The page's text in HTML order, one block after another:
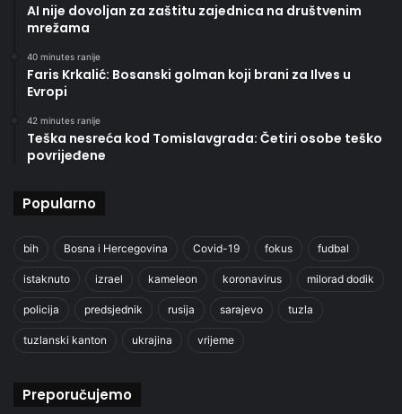
AI nije dovoljan za zaštitu zajednica na društvenim
mrežama
40 minutes ranije
Faris Krkalić: Bosanski golman koji brani za Ilves u
Evropi
42 minutes ranije
Teška nesreća kod Tomislavgrada: Četiri osobe teško
povrijeđene
Popularno
bih Bosna i Hercegovina Covid-19 fokus fudbal
istaknuto izrael kameleon koronavirus milorad dodik
policija predsjednik rusija sarajevo tuzla
tuzlanski kanton ukrajina vrijeme
Preporučujemo